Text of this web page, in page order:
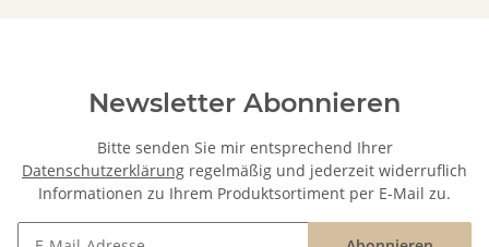
Newsletter Abonnieren
Bitte senden Sie mir entsprechend Ihrer
Datenschutzerklärung regelmäßig und jederzeit widerruflich
Informationen zu Ihrem Produktsortiment per E-Mail zu.